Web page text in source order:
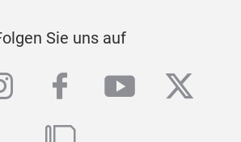
Sie uns auf
facebook
youtube